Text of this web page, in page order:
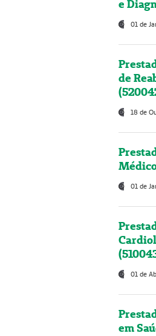
e
01 de
de
18 de
01 de
01 de
em